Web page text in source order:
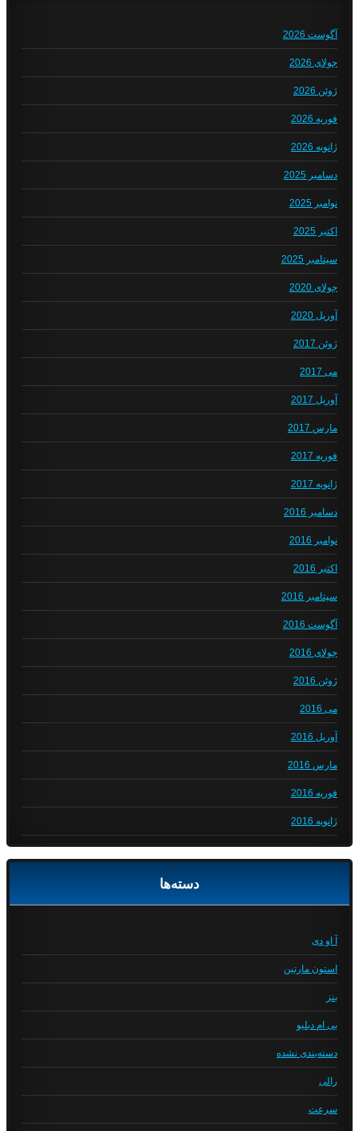
آگوست 2026
جولای 2026
ژوئن 2026
فوریه 2026
ژانویه 2026
دسامبر 2025
نوامبر 2025
اکتبر 2025
سپتامبر 2025
جولای 2020
آوریل 2020
ژوئن 2017
می 2017
آوریل 2017
مارس 2017
فوریه 2017
ژانویه 2017
دسامبر 2016
نوامبر 2016
اکتبر 2016
سپتامبر 2016
آگوست 2016
جولای 2016
ژوئن 2016
می 2016
آوریل 2016
مارس 2016
فوریه 2016
ژانویه 2016
دسته‌ها
آ او دی
استون مارتین
بنز
بی ام دبلیو
دسته‌بندی نشده
رالی
سرعت